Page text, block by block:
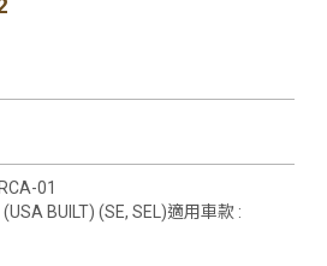
01
BUILT) (SE, SEL)適用車款 :